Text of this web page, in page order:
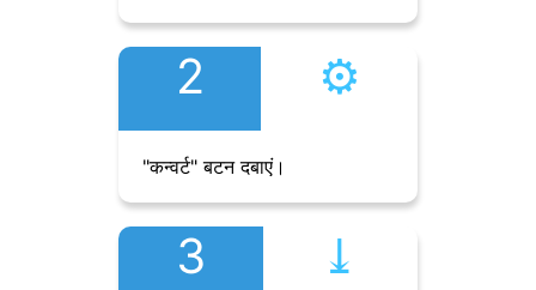
2 ⚙︎
"कन्वर्ट" बटन दबाएं।
3 ⤓︎